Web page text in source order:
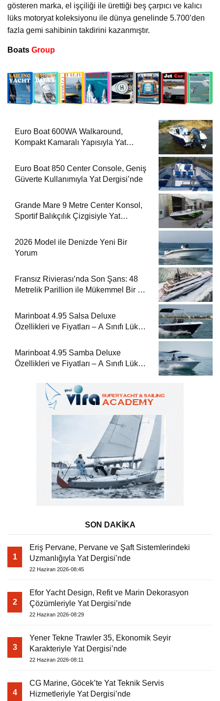
gösteren marka, el işçiliği ile ürettiği beş çarpıcı ve kalıcı
lüks motoryat koleksiyonu ile dünya genelinde 5.700’den
fazla gemi sahibinin takdirini kazanmıştır.
Boats Group
Euro Boat 600WA Walkaround,
Kompakt Kamaralı Yapısıyla Yat
Euro Boat 850 Center Console, Geniş
Güverte Kullanımıyla Yat Dergisi’nde
Grande Mare 9 Metre Center Konsol,
Sportif Balıkçılık Çizgisiyle Yat
2026 Model ile Denizde Yeni Bir
Yorum
Fransız Rivierası’nda Son Şans: 48
Metrelik Parillion ile Mükemmel Bir Yat
Marinboat 4.95 Salsa Deluxe
Özellikleri ve Fiyatları – A Sınıfı Lüks
Marinboat 4.95 Samba Deluxe
Özellikleri ve Fiyatları – A Sınıfı Lüks
SON DAKİKA
1
Eriş Pervane, Pervane ve Şaft Sistemlerindeki
Uzmanlığıyla Yat Dergisi’nde
22 Haziran 2026-08:45
2
Efor Yacht Design, Refit ve Marin Dekorasyon
Çözümleriyle Yat Dergisi’nde
22 Haziran 2026-08:29
3
Yener Tekne Trawler 35, Ekonomik Seyir
Karakteriyle Yat Dergisi’nde
22 Haziran 2026-08:11
4
CG Marine, Göcek’te Yat Teknik Servis
Hizmetleriyle Yat Dergisi’nde